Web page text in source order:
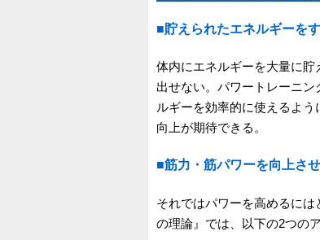
■貯えられたエネルギーを
体内にエネルギーを大量に
出せない。パワートレーニ
ルギーを効率的に使えるよ
向上が期待できる。
■筋力・筋パワーを向上さ
それではパワーを高めるに
の理論』では、以下の2つの